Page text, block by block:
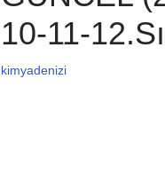
10-11-
kimyadenizi